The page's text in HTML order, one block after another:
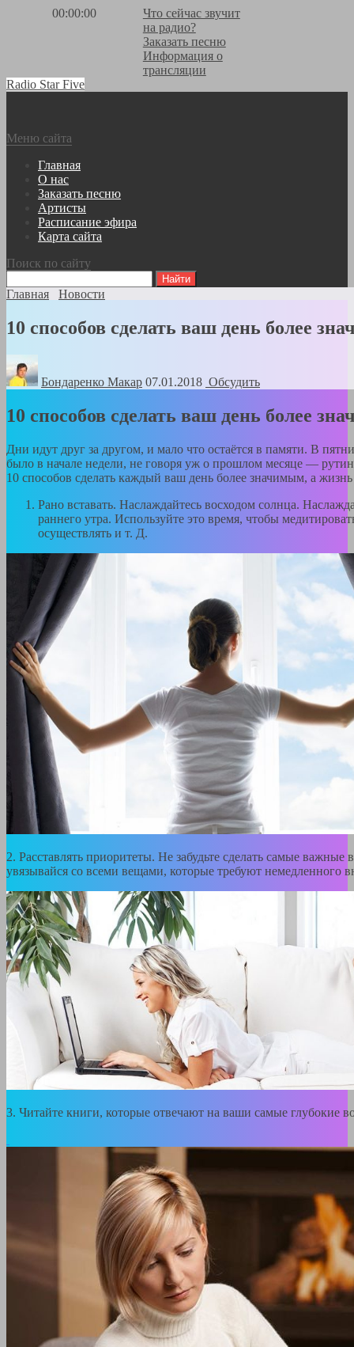
00:00:00
Что сейчас звучит
на радио?
Заказать песню
Информация о
трансляции
Radio Star Five
Меню сайта
Главная
О нас
Заказать песню
Артисты
Расписание эфира
Карта сайта
Поиск по сайту
Главная Новости
10 способов сделать ваш день более
Бондаренко Mакар 07.01.2018 Обсудить
10 способов сделать ваш день более
Дни идут друг за другом, и мало что остаётся в памяти. В
было в начале недели, не говоря уж о прошлом месяце —
10 способов сделать каждый ваш день более значимым, а
Рано вставать. Наслаждайтесь восходом солнца.
раннего утра. Используйте это время, чтобы
осуществлять и т. Д.
2. Расставлять приоритеты. Не забудьте сделать самые
увязывайся со всеми вещами, которые требуют немедленного
3. Читайте книги, которые отвечают на ваши самые глубокие